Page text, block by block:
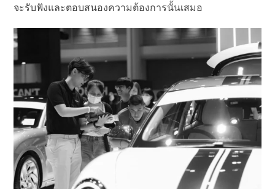
จะรับฟังและตอบสนองความต้องการนั้นเสมอ